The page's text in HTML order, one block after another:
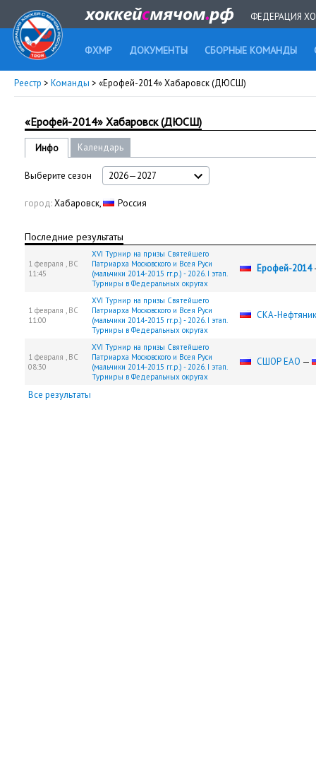
ФЕДЕРАЦИЯ
ФХМР ДОКУМЕНТЫ СБОРНЫЕ КОМАНДЫ
Реестр > Команды > «Ерофей-2014» Хабаровск (ДЮСШ)
«Ерофей-2014» Хабаровск (ДЮСШ)
Инфо Календарь
Выберите сезон 2026—2027
город:Хабаровск, Россия
Последние результаты
1 февраля , ВС
11:45
XVI Турнир на призы Святейшего
Патриарха Московского и Всея Руси
(мальчики 2014-2015 гг.р.) - 2026. I этап.
Турниры в Федеральных округах
Ерофей-2014
1 февраля , ВС
11:00
XVI Турнир на призы Святейшего
Патриарха Московского и Всея Руси
(мальчики 2014-2015 гг.р.) - 2026. I этап.
Турниры в Федеральных округах
СКА-
1 февраля , ВС
08:30
XVI Турнир на призы Святейшего
Патриарха Московского и Всея Руси
(мальчики 2014-2015 гг.р.) - 2026. I этап.
Турниры в Федеральных округах
СШОР ЕАО —
Все результаты